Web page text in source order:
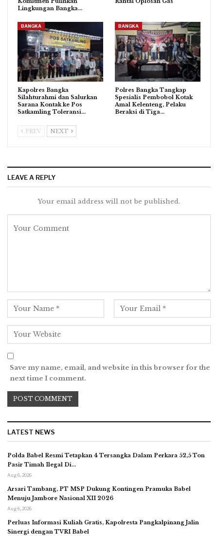
Lingkungan Bangka…
BANGKA
Kapolres Bangka
Silahturahmi dan Salurkan
Sarana Kontak ke Pos
Satkamling Toleransi…
BANGKA
Polres Bangka Tangkap
Spesialis Pembobol Kotak
Amal Kelenteng, Pelaku
Beraksi di Tiga…
PREV NEXT
LEAVE A REPLY
Your email address will not be published.
Save my name, email, and website in this browser for the
next time I comment.
LATEST NEWS
Polda Babel Resmi Tetapkan 4 Tersangka Dalam Perkara 52,5 Ton
Pasir Timah Ilegal Di…
Aug 6, 2026
Arsari Tambang, PT MSP Dukung Kontingen Pramuka Babel
Menuju Jambore Nasional XII 2026
Aug 6, 2026
Perluas Informasi Kuliah Gratis, Kapolresta Pangkalpinang Jalin
Sinergi dengan TVRI Babel